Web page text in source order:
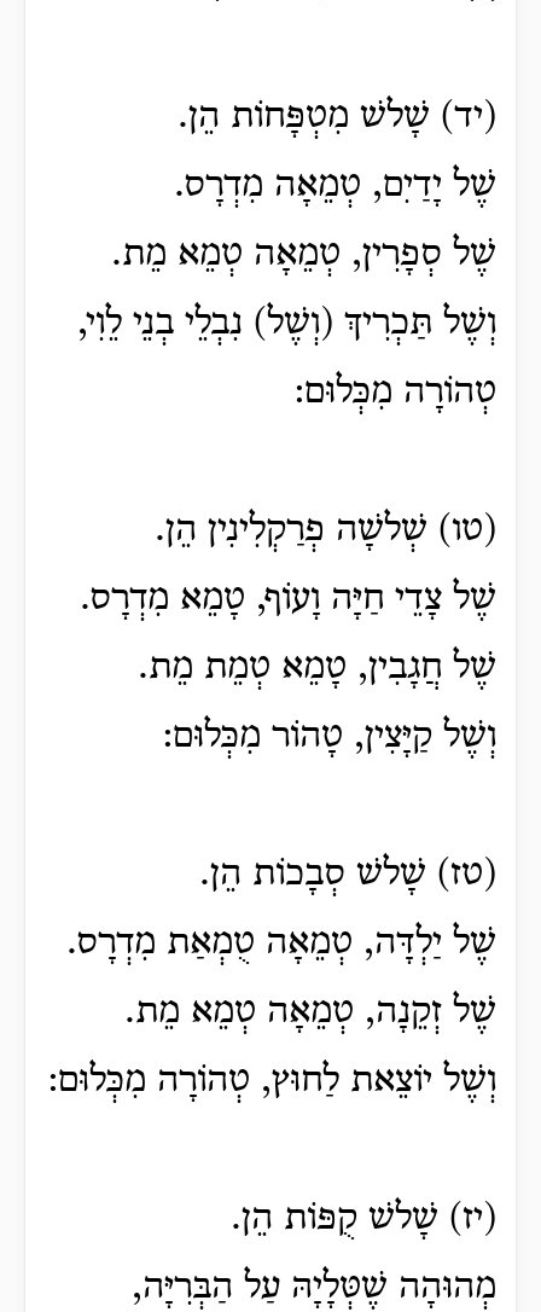
(יד) שָׁלשׁ מִטְפָּחוֹת הֵן.
שֶׁל יָדַיִם, טְמֵאָה מִדְרָס.
שֶׁל סְפָרִין, טְמֵאָה טְמֵא מֵת.
וְשֶׁל תַּכְרִיךְ (וְשֶׁל) נִבְלֵי בְנֵי לֵוִי,
טְהוֹרָה מִכְּלוּם:
(טו) שְׁלשָׁה פְרַקְלִינִין הֵן.
שֶׁל צָדֵי חַיָּה וָעוֹף, טָמֵא מִדְרָס.
שֶׁל חֲגָבִין, טָמֵא טְמֵת מֵת.
וְשֶׁל קַיָּצִין, טָהוֹר מִכְּלוּם:
(טז) שָׁלשׁ סְבָכוֹת הֵן.
שֶׁל יַלְדָּה, טְמֵאָה טֻמְאַת מִדְרָס.
שֶׁל זְקֵנָה, טְמֵאָה טְמֵא מֵת.
וְשֶׁל יוֹצֵאת לַחוּץ, טְהוֹרָה מִכְּלוּם:
(יז) שָׁלשׁ קֻפּוֹת הֵן.
מְהוּהָה שֶׁטְּלָיָהּ עַל הַבְּרִיָּה,